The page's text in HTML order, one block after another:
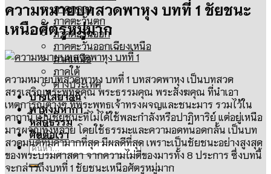
ภาคกลาง
ภาคตะวันตก
ภาคตะวันออก
ภาคตะวันออกเฉียงเหนือ
ภาคเหนือ
ภาคใต้
ต่างประเทศ
ปางไสยาสน์
พาหุงมหากา
หลักธรรม
ติดต่อเรา
ค้นหา:
ความหมายบทสวดพาหุง บทที่ 1 ชัยชนะ
เหนือศัตรูหมู่มาก
ความหมายบทสวดพาหุง บทที่ 1 บทสวดพาหุง เป็นบทสวด
สรรเสริญพระพุทธคุณ พระธรรมคุณ พระสังฆคุณ ที่นำเอา
เหตุการณ์ต่างๆที่พระพุทธเจ้าทรงผจญและชนะมาร รวมไว้ใน
คาถานี้ เป็นชัยชนะที่ไม่ได้ใช้พละกำลังหรือปาฏิหาริย์ แต่อยู่เหนือ
มารผจญทั้งหลาย โดยใช้ธรรมะและความอดทนอดกลั้น เป็นบท
สวดมนต์ที่มีค่ามากที่สุด มีผลดีที่สุด เพราะเป็นชัยชนะอย่างสูงสุด
ของพระบรมศาสดา จากความไม่ดีของมารทั้ง 8 ประการ ซึ่งบทนี้
จะกล่าวถึงบทที่1ชัยชนะเหนือศัตรูหมู่มาก